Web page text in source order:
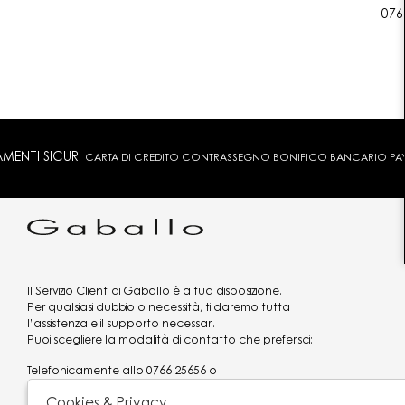
SICURI CARTA DI CREDITO CONTRASSEGNO BONIFICO BANCARIO
Il Servizio Clienti di Gaballo è a tua disposizione.
Per qualsiasi dubbio o necessità, ti daremo tutta
l’assistenza e il supporto necessari.
Puoi scegliere la modalità di contatto che preferisci:
Telefonicamente allo 0766 25656 o